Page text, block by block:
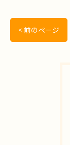
< 前のページ